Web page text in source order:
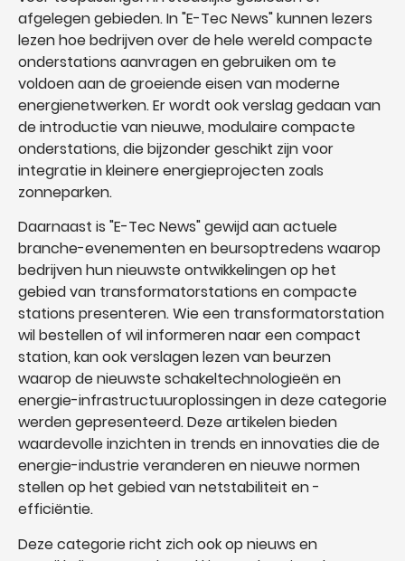
afgelegen gebieden. In "E-Tec News" kunnen lezers
lezen hoe bedrijven over de hele wereld compacte
onderstations aanvragen en gebruiken om te
voldoen aan de groeiende eisen van moderne
energienetwerken. Er wordt ook verslag gedaan van
de introductie van nieuwe, modulaire compacte
onderstations, die bijzonder geschikt zijn voor
integratie in kleinere energieprojecten zoals
zonneparken.
Daarnaast is "E-Tec News" gewijd aan actuele
branche-evenementen en beursoptredens waarop
bedrijven hun nieuwste ontwikkelingen op het
gebied van transformatorstations en compacte
stations presenteren. Wie een transformatorstation
wil bestellen of wil informeren naar een compact
station, kan ook verslagen lezen van beurzen
waarop de nieuwste schakeltechnologieën en
energie-infrastructuuroplossingen in deze categorie
werden gepresenteerd. Deze artikelen bieden
waardevolle inzichten in trends en innovaties die de
energie-industrie veranderen en nieuwe normen
stellen op het gebied van netstabiliteit en -
efficiëntie.
Deze categorie richt zich ook op nieuws en